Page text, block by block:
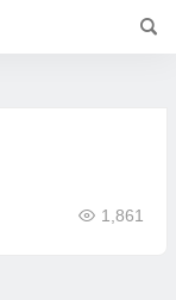
1,861